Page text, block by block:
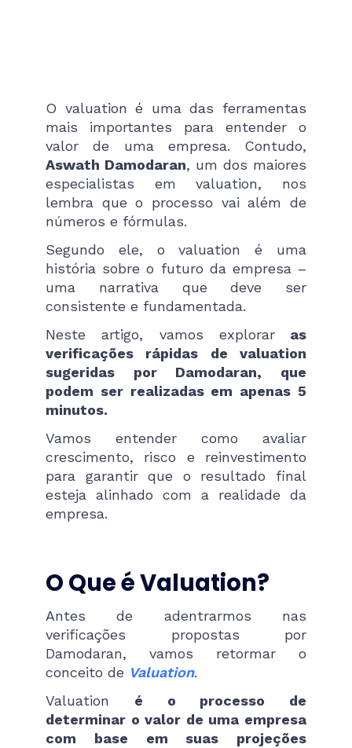
O valuation é uma das ferramentas
mais importantes para entender o
valor de uma empresa. Contudo,
Aswath Damodaran, um dos maiores
especialistas em valuation, nos
lembra que o processo vai além de
números e fórmulas.
Segundo ele, o valuation é uma
história sobre o futuro da empresa –
uma narrativa que deve ser
consistente e fundamentada.
Neste artigo, vamos exploraras
verificações rápidas de valuation
sugeridas por Damodaran, que
podem ser realizadas em apenas 5
minutos.
Vamos entender como avaliar
crescimento, risco e reinvestimento
para garantir que o resultado final
esteja alinhado com a realidade da
empresa.
O Que é Valuation?
Antes de adentrarmos nas
verificações propostas por
Damodaran, vamos retormar o
conceito de Valuation.
Valuation é o processo de
determinar o valor de uma empresa
com base em suas projeções